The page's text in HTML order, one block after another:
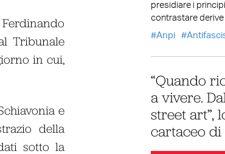
Ferdinando
Tribunale
in cui,
e
della
sotto la
presidiare i
contrastare
Anpi
“Quando
a vivere.
street art”,
cartaceo di